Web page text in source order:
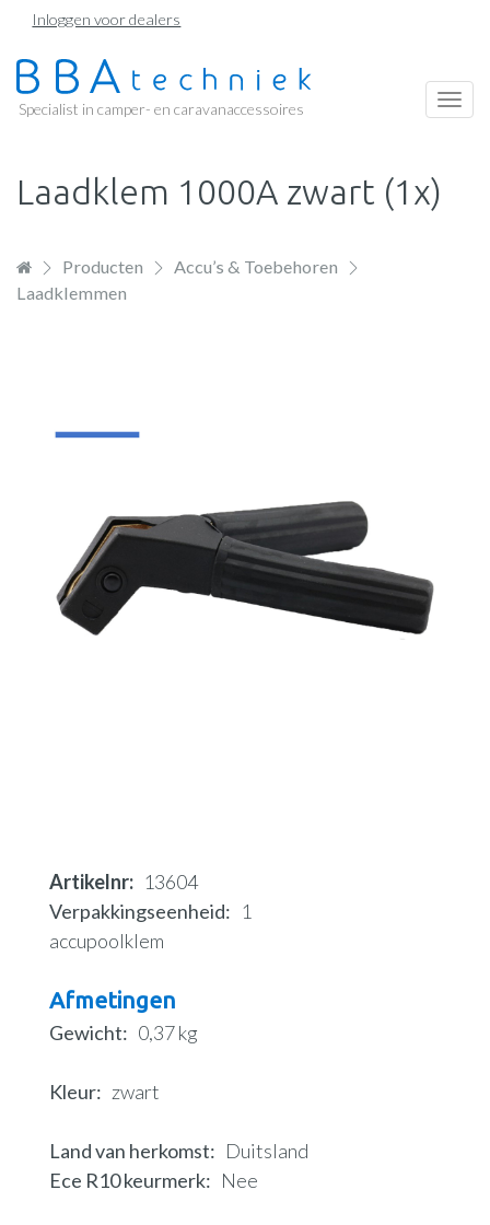
Overslaan
naar
de
Inloggen voor dealers
Specialist in camper- en caravanaccessoires
Laadklem 1000A zwart (1x)
Producten
Accu’s & Toebehoren
Laadklemmen
Artikelnr
13604
Verpakkingseenheid
1
accupoolklem
Afmetingen
Gewicht 0,37 kg
Kleur zwart
Land van herkomst
Duitsland
Ece R10 keurmerk
Nee